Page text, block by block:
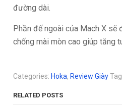
đường dài.
Phần đế ngoài của Mach X
chống mài mòn cao giúp tăng
Categories: Hoka, Review Giày
RELATED POSTS